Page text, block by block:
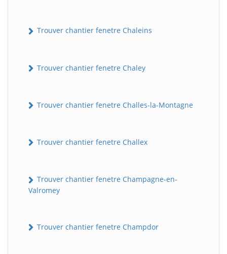
Trouver chantier fenetre Chaleins
Trouver chantier fenetre Chaley
Trouver chantier fenetre Challes-la-Montagne
Trouver chantier fenetre Challex
Trouver chantier fenetre Champagne-en-
Valromey
Trouver chantier fenetre Champdor